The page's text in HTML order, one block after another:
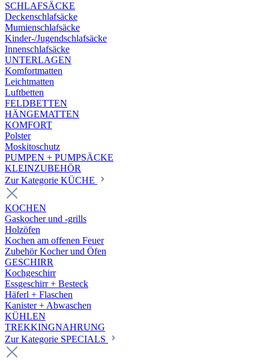
SCHLAFSÄCKE
Deckenschlafsäcke
Mumienschlafsäcke
Kinder-/Jugendschlafsäcke
Innenschlafsäcke
UNTERLAGEN
Komfortmatten
Leichtmatten
Luftbetten
FELDBETTEN
HÄNGEMATTEN
KOMFORT
Polster
Moskitoschutz
PUMPEN + PUMPSÄCKE
KLEINZUBEHÖR
Zur Kategorie KÜCHE
KOCHEN
Gaskocher und -grills
Holzöfen
Kochen am offenen Feuer
Zubehör Kocher und Öfen
GESCHIRR
Kochgeschirr
Essgeschirr + Besteck
Häferl + Flaschen
Kanister + Abwaschen
KÜHLEN
TREKKINGNAHRUNG
Zur Kategorie SPECIALS